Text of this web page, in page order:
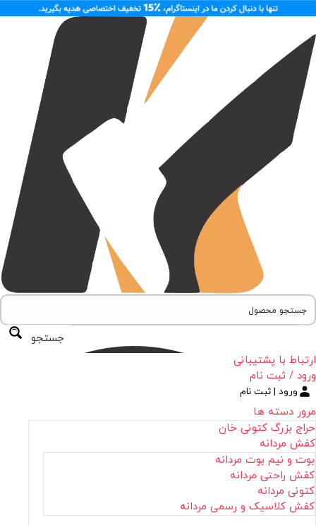
جستجو
ارتباط با پشتیبانی
ورود / ثبت نام
ورود | ثبت نام
مرور دسته ها
حراج بزرگ کتونی خان
کفش مردانه
بوت و نیم بوت مردانه
کفش راحتی مردانه
کتونی مردانه
کفش کلاسیک و رسمی مردانه